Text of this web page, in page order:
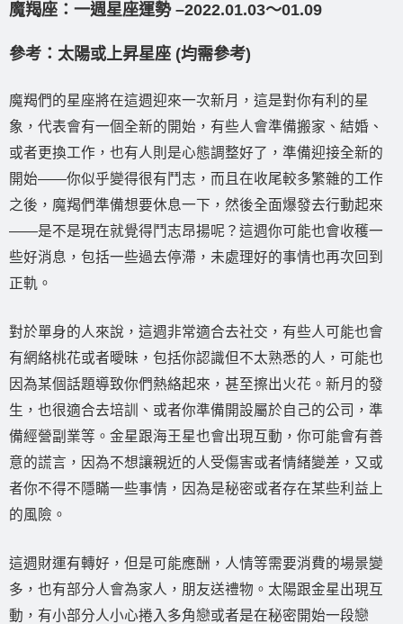
魔羯座：一週星座運勢 –2022.01.03〜01.09
參考：太陽或上昇星座 (均需參考)
魔羯們的星座將在這週迎來一次新月，這是對你有利的星
象，代表會有一個全新的開始，有些人會準備搬家、結婚、
或者更換工作，也有人則是心態調整好了，準備迎接全新的
開始——你似乎變得很有鬥志，而且在收尾較多繁雜的工作
之後，魔羯們準備想要休息一下，然後全面爆發去行動起來
——是不是現在就覺得鬥志昂揚呢？這週你可能也會收穫一
些好消息，包括一些過去停滯，未處理好的事情也再次回到
正軌。
對於單身的人來說，這週非常適合去社交，有些人可能也會
有網絡桃花或者曖昧，包括你認識但不太熟悉的人，可能也
因為某個話題導致你們熱絡起來，甚至擦出火花。新月的發
生，也很適合去培訓、或者你準備開設屬於自己的公司，準
備經營副業等。金星跟海王星也會出現互動，你可能會有善
意的謊言，因為不想讓親近的人受傷害或者情緒變差，又或
者你不得不隱瞞一些事情，因為是秘密或者存在某些利益上
的風險。
這週財運有轉好，但是可能應酬，人情等需要消費的場景變
多，也有部分人會為家人，朋友送禮物。太陽跟金星出現互
動，有小部分人小心捲入多角戀或者是在秘密開始一段戀